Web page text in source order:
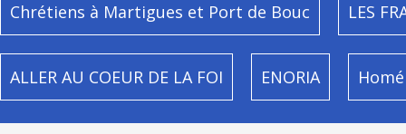
Chrétiens à Martigues et Port de Bouc LES
ALLER AU COEUR DE LA FOI ENORIA